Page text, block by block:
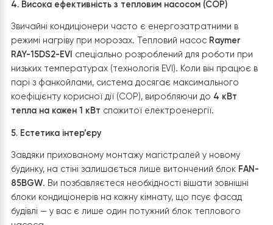
охолодження, а взимку його ефективність суттєво
при низьких температурах. Система з
Raymer RAY-
EVI та фанкойламиFAN-85BGW— це єдина мережа,
замінює і радіатори, і кондиціонери. Вам не потрібно
купувати та обслуговувати два різні типи обладнання.
блоками циркулює фреон під високим тиском. У
фанкойлами по магістралях, прокладених у стінах,
циркулює звичайна вода або пропіленгліколь
Відсутність витоків фреону в кімнатах:Весь